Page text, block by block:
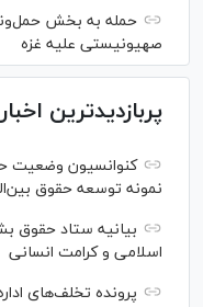
حمله به بخش
صهیونیستی علیه غزه
پربازدیدترین اخبار
کنوانسیون وضعیت
نمونه توسعه حقوق
بیانیه ستاد حقوق
اسلامی و کرامت انسانی
پرونده تخلف‌های